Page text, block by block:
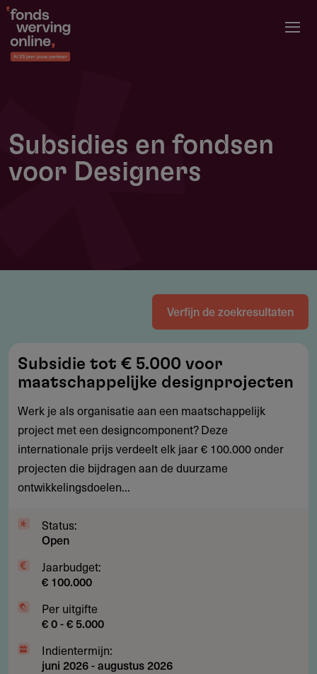
Overslaan
naar
de
Subsidies en fondsen
voor Designers
Verfijn de zoekresultaten
tot
€
5.000
voor
maatschappelijke
designprojecten
Subsidie tot € 5.000 voor
maatschappelijke designprojecten
Werk je als organisatie aan een maatschappelijk
project met een designcomponent? Deze
internationale prijs verdeelt elk jaar € 100.000 onder
projecten die bijdragen aan de duurzame
ontwikkelingsdoelen...
Status:
Open
Jaarbudget:
€ 100.000
Per uitgifte
€ 0 - € 5.000
Indientermijn:
juni 2026-augustus 2026